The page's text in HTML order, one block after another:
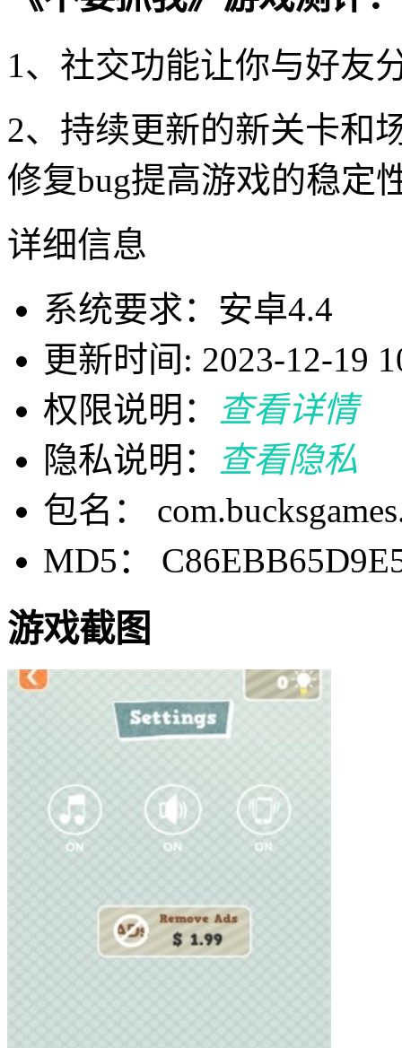
1、社交功能让你与好友
2、持续更新的新关卡和
修复bug提高游戏的稳定
详细信息
系统要求：安卓4.4
更新时间: 2023-12-19
权限说明：
查看详情
隐私说明：
查看隐私
包名：
MD5：
游戏截图